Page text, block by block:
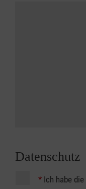
Datenschutz
* Ich habe die